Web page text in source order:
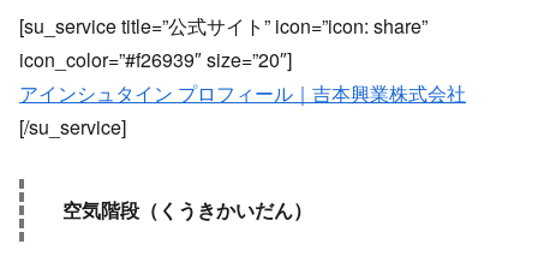
[su_service title=”公式サイト” icon=”icon: share”
icon_color=”#f26939″ size=”20″]
アインシュタイン プロフィール｜吉本興業株式会社
[/su_service]
空気階段（くうきかいだん）